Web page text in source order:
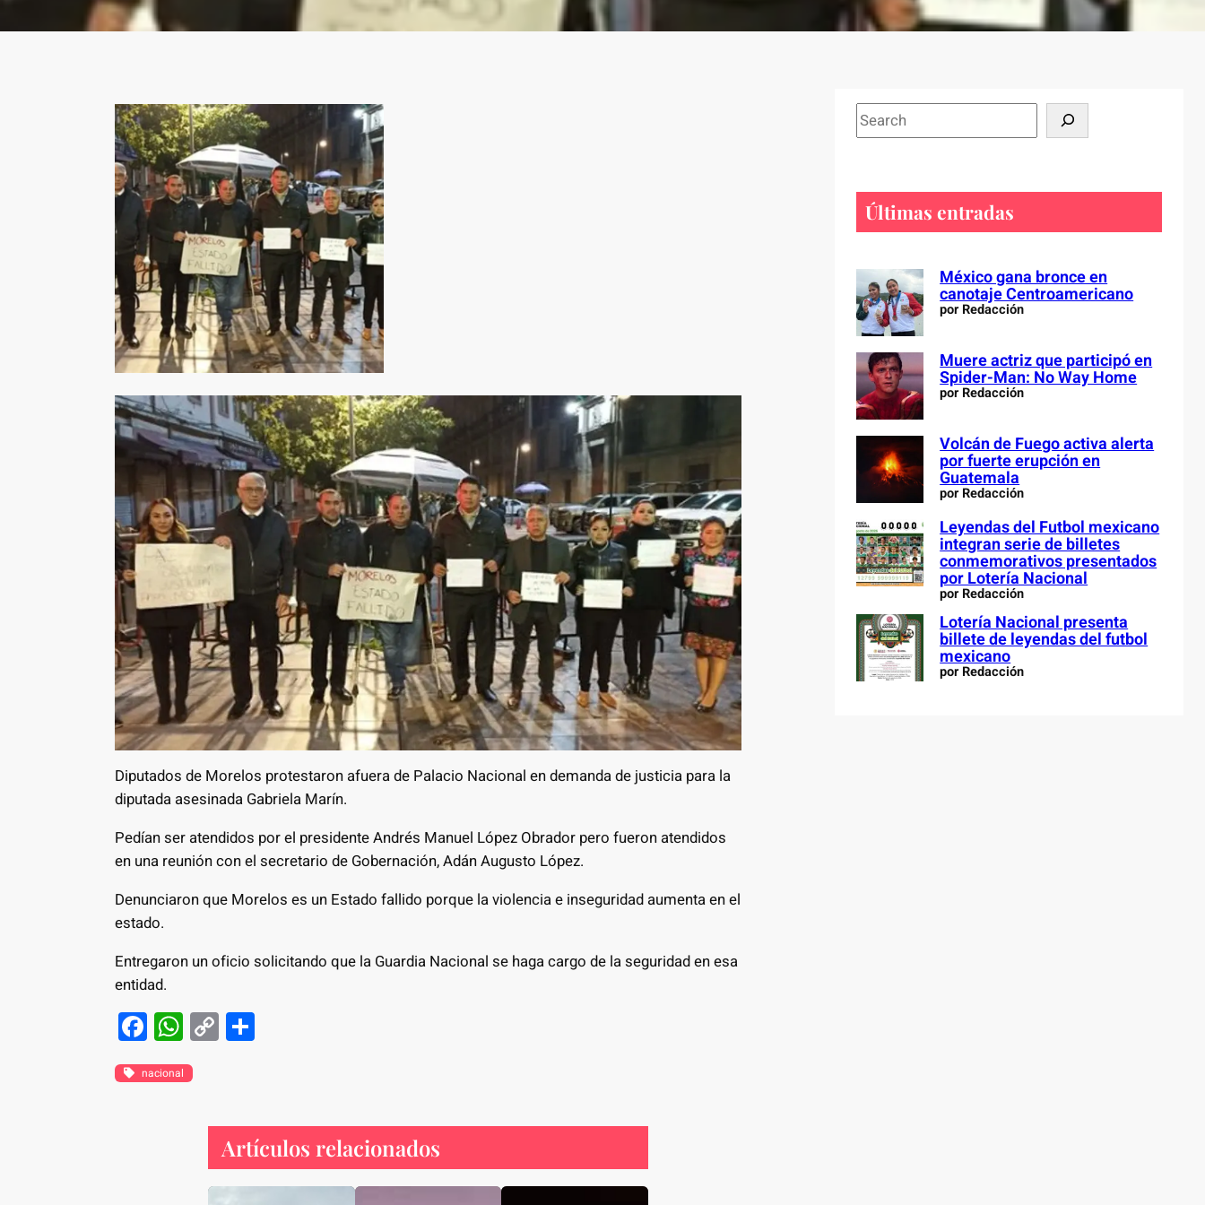
Diputados de Morelos protestaron afuera de Palacio Nacional en demanda de justicia para la
diputada asesinada Gabriela Marín.
Pedían ser atendidos por el presidente Andrés Manuel López Obrador pero fueron atendidos
en una reunión con el secretario de Gobernación, Adán Augusto López.
Denunciaron que Morelos es un Estado fallido porque la violencia e inseguridad aumenta en el
estado.
Entregaron un oficio solicitando que la Guardia Nacional se haga cargo de la seguridad en esa
entidad.
F
a
c
W
h
at
C
o
Li
n
nacional
Artículos relacionados
S
e
h
Últimas entradas
México gana bronce en
canotaje Centroamericano
por Redacción
Muere actriz que participó en
Spider-Man: No Way Home
por Redacción
Volcán de Fuego activa alerta
por fuerte erupción en
Guatemala
por Redacción
Leyendas del Futbol mexicano
integran serie de billetes
conmemorativos presentados
por Lotería Nacional
por Redacción
Lotería Nacional presenta
billete de leyendas del futbol
mexicano
por Redacción